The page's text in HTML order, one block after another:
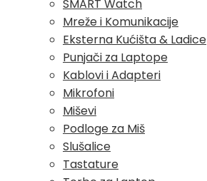
SMART Watch
Mreže i Komunikacije
Eksterna Kućišta & Ladice
Punjači za Laptope
Kablovi i Adapteri
Mikrofoni
Miševi
Podloge za Miš
Slušalice
Tastature